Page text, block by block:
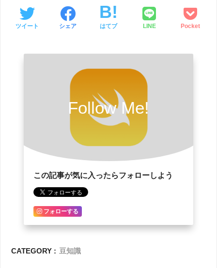
ツイート シェア はてブ LINE Pocket
Follow Me!
この記事が気に入ったらフォローしよう
フォローする
CATEGORY : 豆知識